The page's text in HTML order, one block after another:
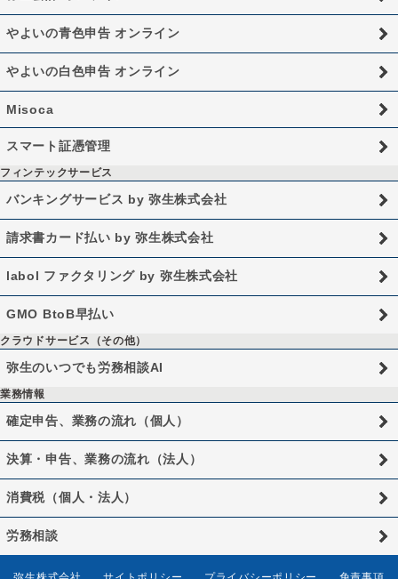
やよいの青色申告 オンライン
やよいの白色申告 オンライン
Misoca
スマート証憑管理
フィンテックサービス
バンキングサービス by 弥生株式会社
請求書カード払い by 弥生株式会社
labol ファクタリング by 弥生株式会社
GMO BtoB早払い
クラウドサービス（その他）
弥生のいつでも労務相談AI
業務情報
確定申告、業務の流れ（個人）
決算・申告、業務の流れ（法人）
消費税（個人・法人）
労務相談